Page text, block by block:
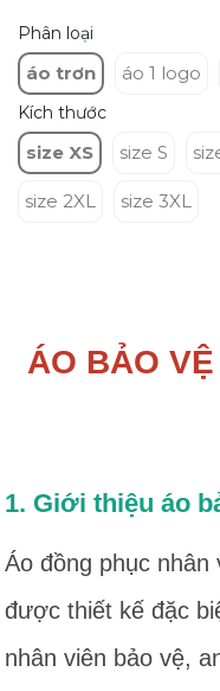
Phân loại
áo trơn áo 1 logo
Kích thước
size XS size S
size 2XL size 3XL
ÁO BẢO
1. Giới thiệu áo
Áo đồng phục nhân
được thiết kế đặc
nhân viên bảo vệ,